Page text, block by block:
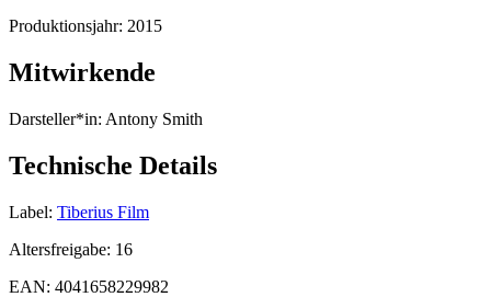
Produktionsjahr: 2015
Mitwirkende
Darsteller*in: Antony Smith
Technische Details
Label: Tiberius Film
Altersfreigabe: 16
EAN: 4041658229982